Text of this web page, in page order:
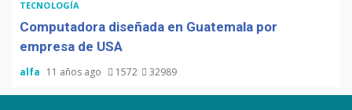
TECNOLOGÍA
Computadora diseñada en Guatemala por
empresa de USA
alfa 11 años ago 1572 32989